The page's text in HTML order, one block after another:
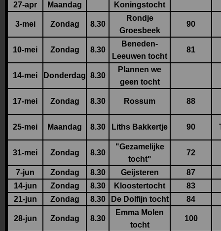
27-apr Maandag Koningstocht
3-mei Zondag 8.30
Rondje
Groesbeek
90
10-mei Zondag 8.30
Beneden-
Leeuwen tocht
81
14-mei Donderdag 8.30
Plannen we
geen tocht
17-mei Zondag 8.30 Rossum 88
25-mei Maandag 8.30 Liths Bakkertje 90
31-mei Zondag 8.30
"Gezamelijke
tocht"
72
7-jun Zondag 8.30 Geijsteren
87
14-jun
Zondag 8.30 Kloostertocht
83
21-jun
Zondag 8.30 De Dolfijn tocht 84
28-jun Zondag 8.30
Emma Molen
tocht
100